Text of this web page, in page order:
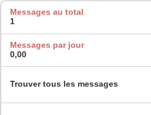
Messages au total
1
Messages par jour
0,00
Trouver tous les messages